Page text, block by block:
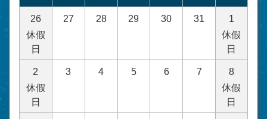
26
休假
日
27 28 29 30 31
1
休假
日
2
休假
日
3 4 5 6 7
8
休假
日